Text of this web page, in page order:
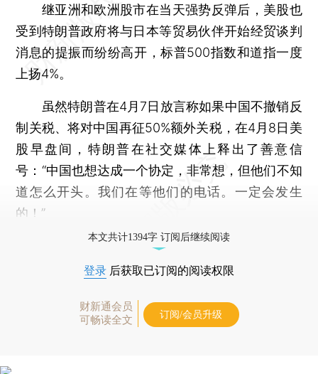
继亚洲和欧洲股市在当天强势反弹后，美股也
受到特朗普政府将与日本等贸易伙伴开始经贸谈判
消息的提振而纷纷高开，标普500指数和道指一度
上扬4%。
虽然特朗普在4月7日放言称如果中国不撤销反
制关税、将对中国再征50%额外关税，在4月8日美
股早盘间，特朗普在社交媒体上释出了善意信
号：“中国也想达成一个协定，非常想，但他们不知
道怎么开头。我们在等他们的电话。一定会发生
的！”
本文共计1394字 订阅后继续阅读
登录 后获取已订阅的阅读权限
财新通会员
可畅读全文
订阅/会员升级